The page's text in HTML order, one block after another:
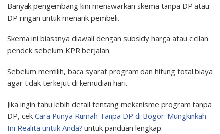
Banyak pengembang kini menawarkan skema tanpa DP atau
DP ringan untuk menarik pembeli.
Skema ini biasanya diawali dengan subsidy harga atau cicilan
pendek sebelum KPR berjalan.
Sebelum memilih, baca syarat program dan hitung total biaya
agar tidak terkejut di kemudian hari.
Jika ingin tahu lebih detail tentang mekanisme program tanpa
DP, cek Cara Punya Rumah Tanpa DP di Bogor: Mungkinkah
Ini Realita untuk Anda? untuk panduan lengkap.